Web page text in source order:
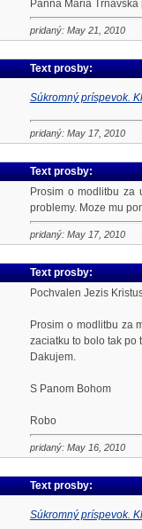
Panna Mária
pridaný: May 21, 2010
Text prosby:
Súkromný príspevok.
pridaný: May 17, 2010
Text prosby:
Prosim o modlitbu za
problemy. Moze mu
pridaný: May 17, 2010
Text prosby:
Pochvalen Jezis
Prosim o modlitbu za
zaciatku to bolo tak po
Dakujem.
S Panom Bohom
Robo
pridaný: May 16, 2010
Text prosby:
Súkromný príspevok.